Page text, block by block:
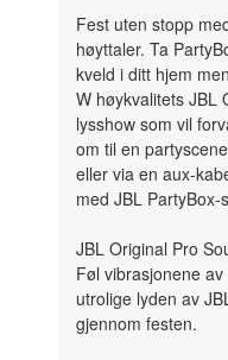
Fest uten stopp
høyttaler. Ta
kveld i ditt hjem
W høykvalitets JBL
lysshow som vil
om til en
eller via en aux-
med JBL PartyBox-
JBL Original Pro
Føl vibrasjonene
utrolige lyden av
gjennom festen.